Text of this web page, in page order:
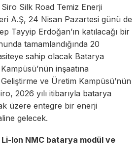
Siro Silk Road Temiz Enerji
A.Ş, 24 Nisan Pazartesi günü de
Tayyip Erdoğan’ın katılacağı bir
tamamlandığında 20
sahip olacak Batarya
inşaatına
ve Üretim Kampüsü’nün
2026 yılı itibarıyla batarya
üzere entegre bir enerji
gelecek.
Ion NMC batarya modül ve